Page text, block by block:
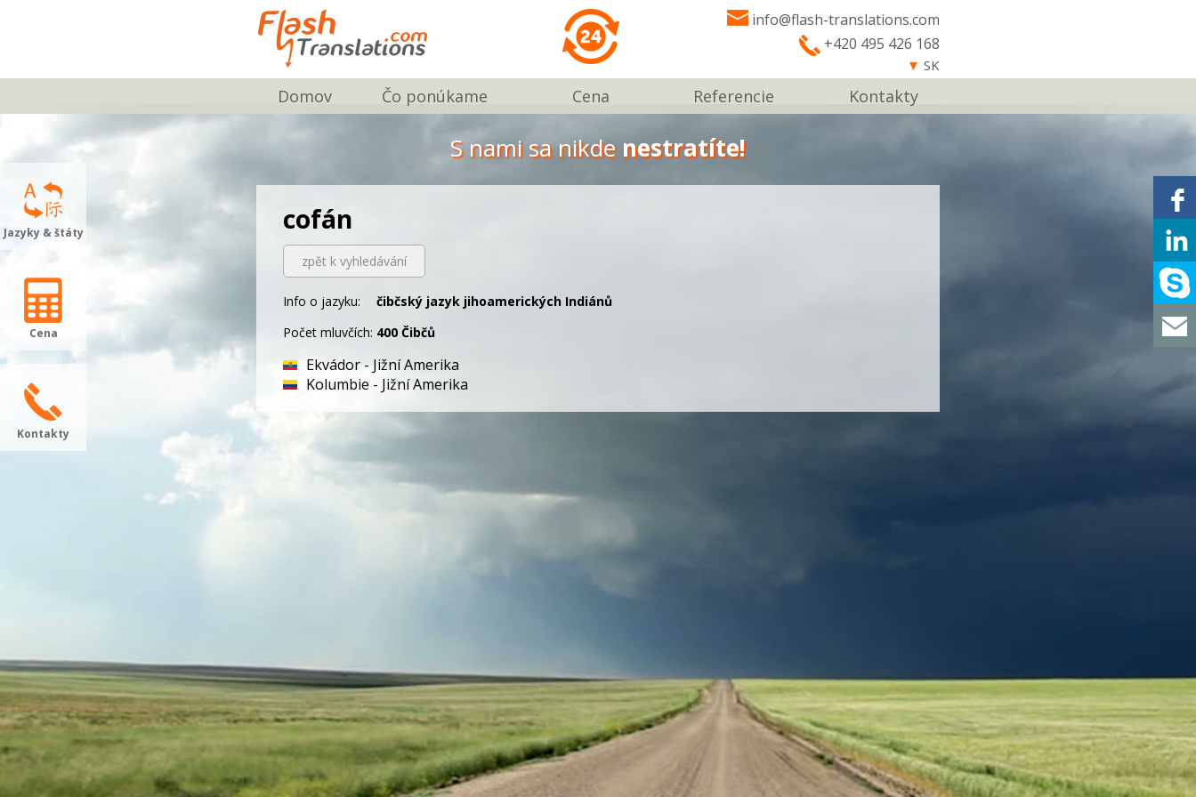
info@flash-translations.com
+420 495 426 168
▼ SK
Domov Čo ponúkame Cena Referencie Kontakty
Jazyky & štáty
Cena
Kontakty
S nami sa nikde nestratíte!
cofán
zpět k vyhledávání
Info o jazyku:
čibčský jazyk jihoamerických Indiánů
Počet mluvčích: 400 Čibčů
Ekvádor - Jižní Amerika
Kolumbie - Jižní Amerika